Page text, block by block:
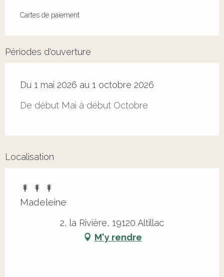
Cartes de paiement
Périodes d'ouverture
Du 1 mai 2026 au 1 octobre 2026
De début Mai à début Octobre
Localisation
Madeleine
2, la Rivière, 19120 Altillac
M'y rendre